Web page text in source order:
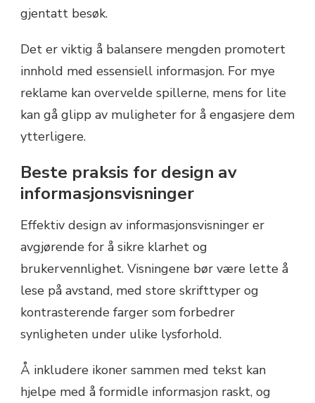
gjentatt besøk.
Det er viktig å balansere mengden promotert
innhold med essensiell informasjon. For mye
reklame kan overvelde spillerne, mens for lite
kan gå glipp av muligheter for å engasjere dem
ytterligere.
Beste praksis for design av
informasjonsvisninger
Effektiv design av informasjonsvisninger er
avgjørende for å sikre klarhet og
brukervennlighet. Visningene bør være lette å
lese på avstand, med store skrifttyper og
kontrasterende farger som forbedrer
synligheten under ulike lysforhold.
Å inkludere ikoner sammen med tekst kan
hjelpe med å formidle informasjon raskt, og